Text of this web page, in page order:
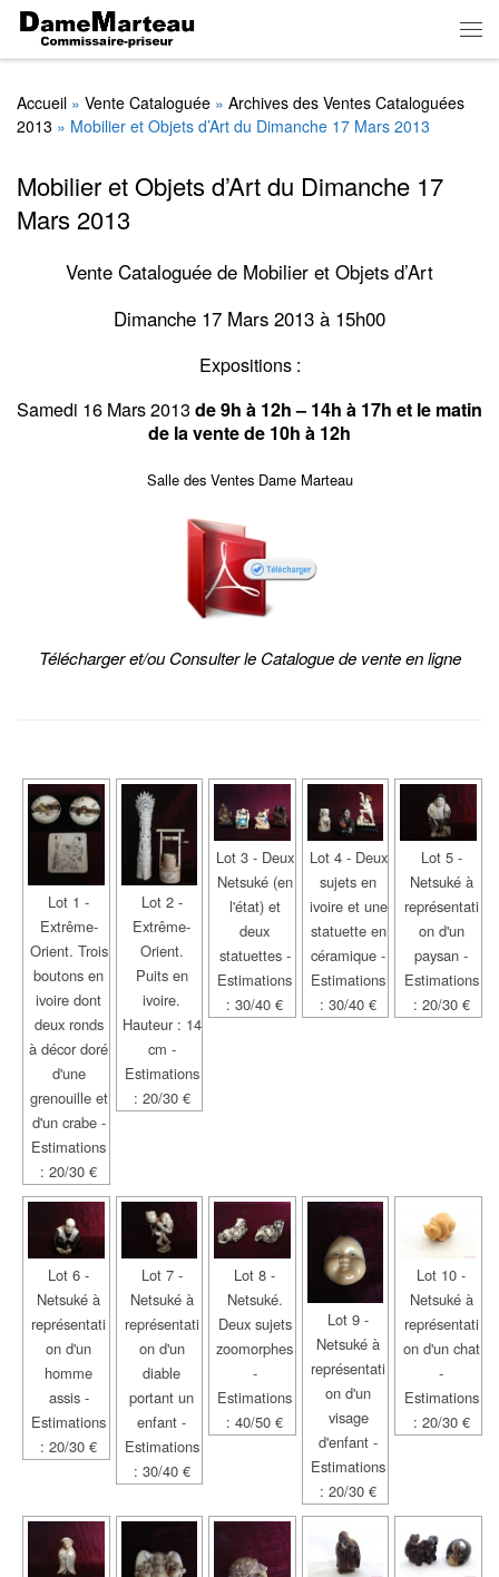
Skip to content
Accueil » Vente Cataloguée » Archives des Ventes Cataloguées
2013 » Mobilier et Objets d’Art du Dimanche 17 Mars 2013
Mobilier et Objets d’Art du Dimanche 17
Mars 2013
Vente Cataloguée de Mobilier et Objets d’Art
Dimanche 17 Mars 2013 à 15h00
Expositions :
Samedi 16 Mars 2013 de 9h à 12h – 14h à 17h et le matin
de la vente de 10h à 12h
Salle des Ventes Dame Marteau
Télécharger et/ou Consulter le Catalogue de vente en ligne
Lot 1 -
Extrême-
Orient. Trois
boutons en
ivoire dont
deux ronds
à décor doré
d'une
grenouille et
d'un crabe -
Estimations
: 20/30 €
Lot 2 -
Extrême-
Orient.
Puits en
ivoire.
Hauteur : 14
cm -
Estimations
: 20/30 €
Lot 3 - Deux
Netsuké (en
l'état) et
deux
statuettes -
Estimations
: 30/40 €
Lot 4 - Deux
sujets en
ivoire et une
statuette en
céramique -
Estimations
: 30/40 €
Lot 5 -
Netsuké à
représentati
on d'un
paysan -
Estimations
: 20/30 €
Lot 6 -
Netsuké à
représentati
on d'un
homme
assis -
Estimations
: 20/30 €
Lot 7 -
Netsuké à
représentati
on d'un
diable
portant un
enfant -
Estimations
: 30/40 €
Lot 8 -
Netsuké.
Deux sujets
zoomorphes
-
Estimations
: 40/50 €
Lot 9 -
Netsuké à
représentati
on d'un
visage
d'enfant -
Estimations
: 20/30 €
Lot 10 -
Netsuké à
représentati
on d'un chat
-
Estimations
: 20/30 €